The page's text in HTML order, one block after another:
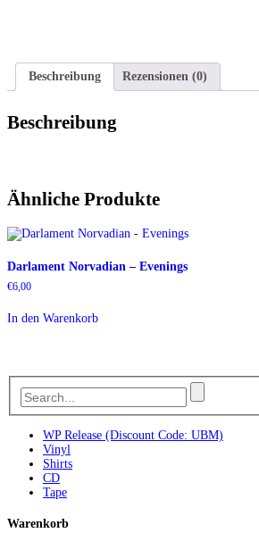
Beschreibung
Rezensionen (0)
Beschreibung
Ähnliche Produkte
Darlament Norvadian – Evenings
€6,00
In den Warenkorb
WP Release (Discount Code: UBM)
Vinyl
Shirts
CD
Tape
Warenkorb